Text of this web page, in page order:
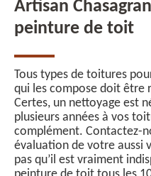
Artisan
peinture de toit
Tous types de toitures
qui les compose doit être
Certes, un nettoyage est
plusieurs années à vos
complément. Contactez-
évaluation de votre aussi
pas qu’il est vraiment